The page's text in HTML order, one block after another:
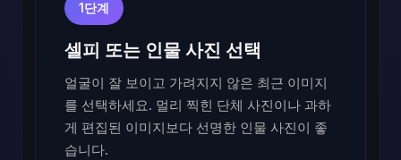
1단계
셀피 또는 인물 사진 선택
얼굴이 잘 보이고 가려지지 않은 최근 이미지
를 선택하세요. 멀리 찍힌 단체 사진이나 과하
게 편집된 이미지보다 선명한 인물 사진이 좋
습니다.